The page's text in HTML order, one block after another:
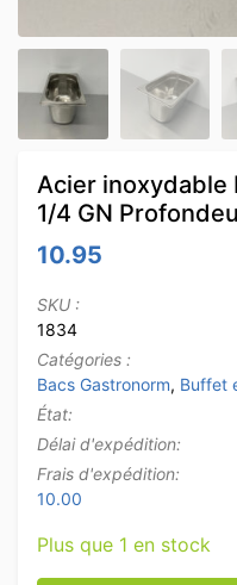
Acier inoxydable
1/4 GN
10.95
SKU :
1834
Catégories :
Bacs Gastronorm, Buffet
État:
Délai d'expédition:
Frais d'expédition:
10.00
Plus que 1 en stock